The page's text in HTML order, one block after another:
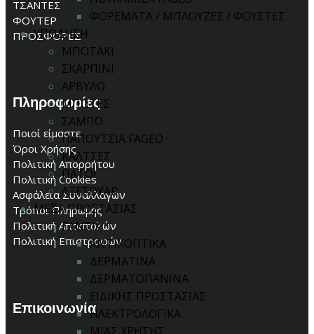
ΦΟΡΕΜΑΤΑ / ΜΠΛΟΥΖΕΣ / ΦΟΥΣΤΕΣ
ΥΠΟΔΗΣΗ
ΜΠΟΤΑΚΙ
ΣΚΑΡΠΙΝΙ
ΑΡΒΥΛΟ
ΜΠΟΤΕΣ
ΣΑΜΠΟ
ΠΑΠΟΥΤΣΙΑ FAGEO
ΚΑΛΤΣΕΣ
ΠΑΤΟΙ
ΑΞΕΣΟΥΑΡ
ΜΕΣΑ ΠΡΟΣΤΑΣΙΑΣ
ΓΑΝΤΙΑ
ΑΝΤΙΚΟΠΤΙΚΑ
ΔΕΡΜΑΤΙΝΑ
ΔΕΡΜΑΤΟΠΑΝΙΝΑ
ΕΙΔΙΚΗΣ ΠΡΟΣΤΑΣΙΑΣ
ΗΛΕΚΤΡΟΛΟΓΙΚΑ
ΤΣΑΝΤΕΣ
ΦΟΥΤΕΡ
ΠΡΟΣΦΟΡΕΣ
Πληροφορίες
Ποιοί είμαστε
Όροι Χρήσης
Πολιτική Απορρήτου
Πολιτική Cookies
Ασφάλεια Συναλλαγών
Τρόποι Πληρωμής
Πολιτική Αποστολών
Πολιτική Επιστροφών
Επικοινωνία